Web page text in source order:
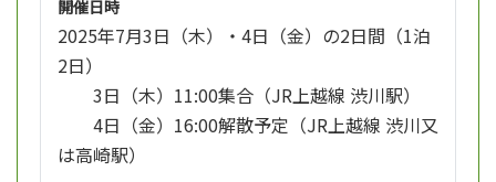
開催日時
2025年7月3日（木）・4日（金）の2日間（1泊
2日）
3日（木）11:00集合（JR上越線 渋川駅）
4日（金）16:00解散予定（JR上越線 渋川又
は高崎駅）